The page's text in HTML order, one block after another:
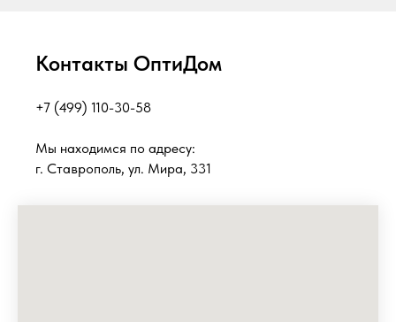
Контакты ОптиДом
+7 (499) 110-30-58
Мы находимся по адресу:
г. Ставрополь, ул. Мира, 331